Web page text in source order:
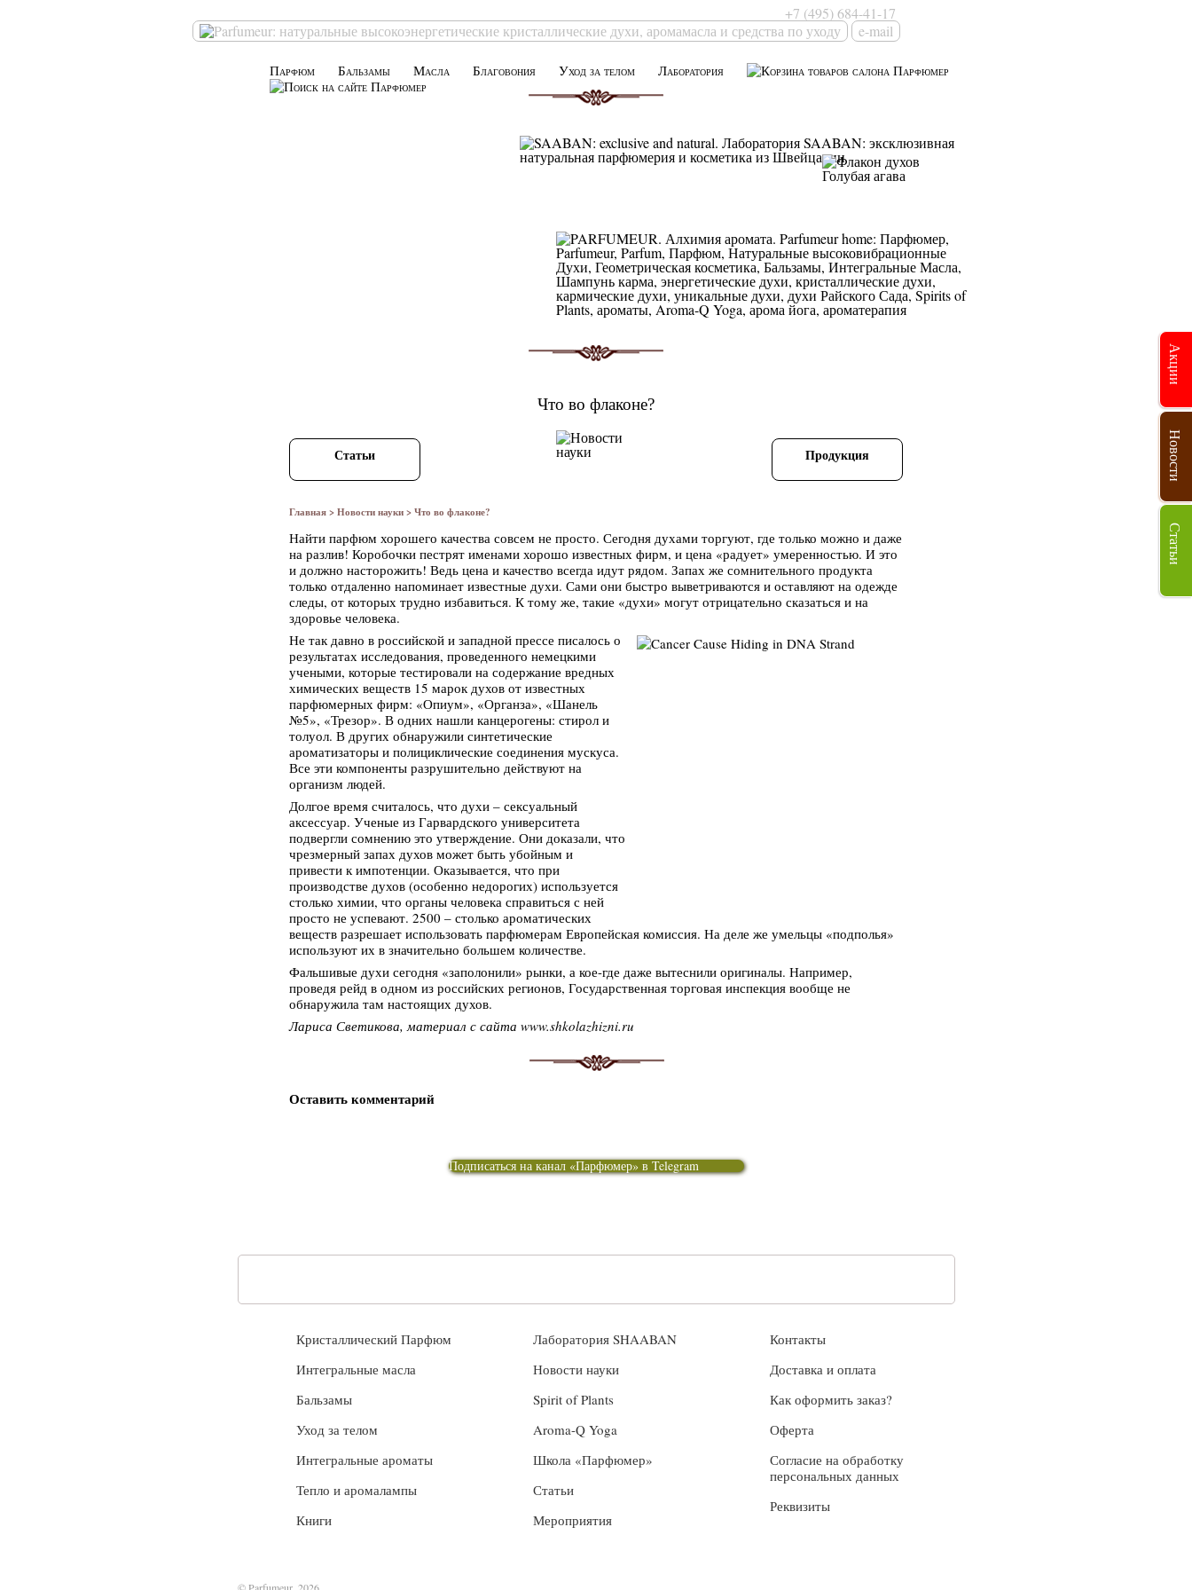
+7 (495) 684-41-17
e-mail
Парфюм Бальзамы Масла Благовония Уход за телом Лаборатория
Что во флаконе?
Статьи Продукция
Главная>Новости науки>Что во флаконе?
Найти парфюм хорошего качества совсем не просто. Сегодня духами торгуют, где только можно и даже
на разлив! Коробочки пестрят именами хорошо известных фирм, и цена «радует» умеренностью. И это
и должно насторожить! Ведь цена и качество всегда идут рядом. Запах же сомнительного продукта
только отдаленно напоминает известные духи. Сами они быстро выветриваются и оставляют на одежде
следы, от которых трудно избавиться. К тому же, такие «духи» могут отрицательно сказаться и на
здоровье человека.
Не так давно в российской и западной прессе писалось о
результатах исследования, проведенного немецкими
учеными, которые тестировали на содержание вредных
химических веществ 15 марок духов от известных
парфюмерных фирм: «Опиум», «Органза», «Шанель
№5», «Трезор». В одних нашли канцерогены: стирол и
толуол. В других обнаружили синтетические
ароматизаторы и полициклические соединения мускуса.
Все эти компоненты разрушительно действуют на
организм людей.
Долгое время считалось, что духи – сексуальный
аксессуар. Ученые из Гарвардского университета
подвергли сомнению это утверждение. Они доказали, что
чрезмерный запах духов может быть убойным и
привести к импотенции. Оказывается, что при
производстве духов (особенно недорогих) используется
столько химии, что органы человека справиться с ней
просто не успевают. 2500 – столько ароматических
веществ разрешает использовать парфюмерам Европейская комиссия. На деле же умельцы «подполья»
используют их в значительно большем количестве.
Фальшивые духи сегодня «заполонили» рынки, а кое-где даже вытеснили оригиналы. Например,
проведя рейд в одном из российских регионов, Государственная торговая инспекция вообще не
обнаружила там настоящих духов.
Лариса Светикова, материал с сайта www.shkolazhizni.ru
Оставить комментарий
Подписаться на канал «Парфюмер» в Telegram
Кристаллический Парфюм
Интегральные масла
Бальзамы
Уход за телом
Интегральные ароматы
Тепло и аромалампы
Книги
Лаборатория SHAABAN
Новости науки
Spirit of Plants
Aroma-Q Yoga
Школа «Парфюмер»
Статьи
Мероприятия
Контакты
Доставка и оплата
Как оформить заказ?
Оферта
Согласие на обработку
персональных данных
Реквизиты
Акции
Новости
Статьи